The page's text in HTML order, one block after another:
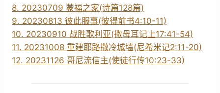
8. 20230709 蒙福之家(诗篇128篇)
9. 20230813 彼此服事(彼得前书4:10-11)
10. 20230910 战胜歌利亚(撒母耳记上17:41-54)
11. 20231008 重建耶路撒冷城墙(尼希米记2:11-20)
12. 20231126 哥尼流信主(使徒行传10:23-33)